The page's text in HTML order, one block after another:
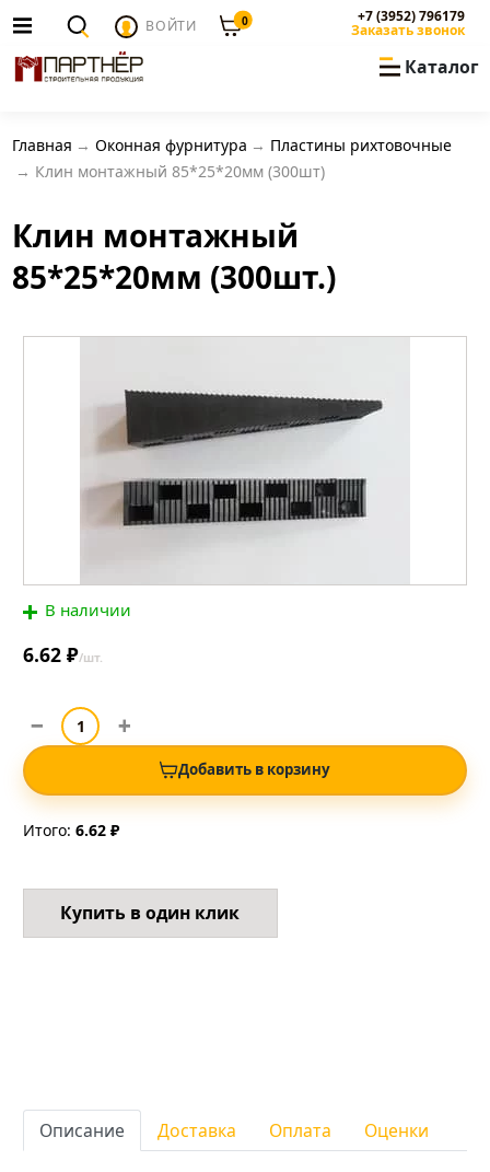
ВОЙТИ 0 +7 (3952) 796179
Заказать звонок
Каталог
Главная Оконная фурнитура
Пластины рихтовочные
Клин монтажный 85*25*20мм (300шт)
Клин монтажный
85*25*20мм (300шт.)
В наличии
6.62 ₽/шт.
Добавить в корзину
Итого: 6.62 ₽
Купить в один клик
Описание Доставка Оплата Оценки